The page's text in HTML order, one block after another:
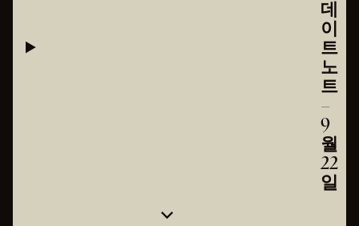
데
이
트
노
트
–
9
월
22
일